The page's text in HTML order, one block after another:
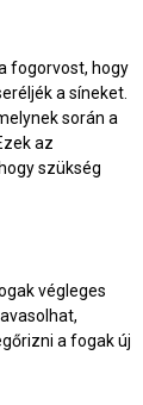
fogorvost, hogy
a síneket.
során a
az
szükség
végleges
a fogak új